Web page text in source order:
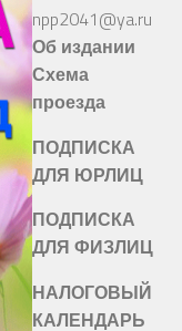
npp2041@ya.ru
Об издании
Схема
проезда
ПОДПИСКА
ДЛЯ ЮРЛИЦ
ПОДПИСКА
ДЛЯ ФИЗЛИЦ
НАЛОГОВЫЙ
КАЛЕНДАРЬ